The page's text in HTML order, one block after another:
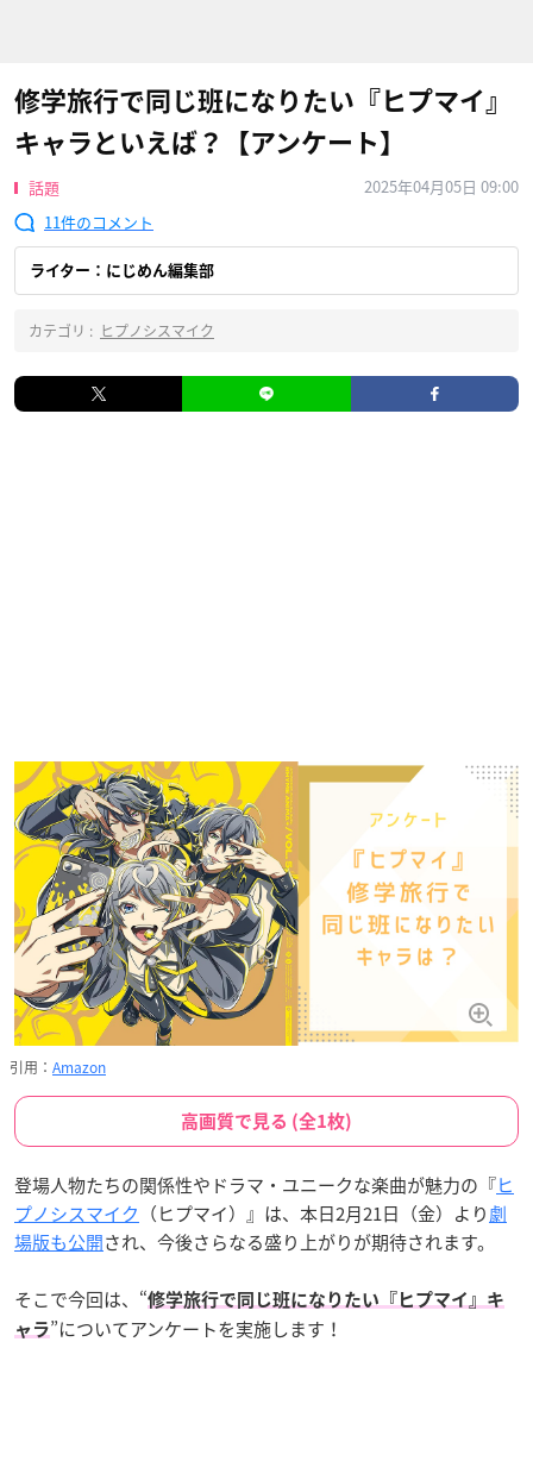
修学旅行で同じ班になりたい『ヒプマイ』
キャラといえば？【アンケート】
話題
2025年04月05日 09:00
11
ライター：にじめん編集部
カテゴリ : ヒプノシスマイク
引用： Amazon
高画質で見る (全1枚)
登場人物たちの関係性やドラマ・ユニークな楽曲が魅力の『ヒ
プノシスマイク （ヒプマイ）』は、本日2月21日（金）より劇
場版も公開され、今後さらなる盛り上がりが期待されます。
そこで今回は、“修学旅行で同じ班になりたい 『ヒプマイ』キ
ャラ”についてアンケートを実施します！